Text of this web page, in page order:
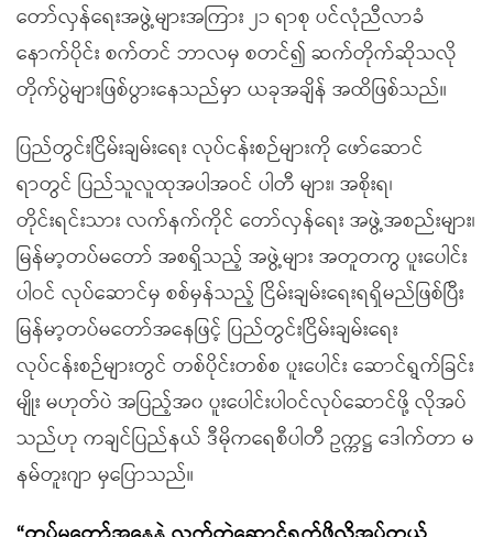
တော်လှန်ရေးအဖွဲ့များအကြား ၂၁ ရာစု ပင်လုံညီလာခံ
နောက်ပိုင်း စက်တင် ဘာလမှ စတင်၍ ဆက်တိုက်ဆိုသလို
တိုက်ပွဲများဖြစ်ပွားနေသည်မှာ ယခုအချိန် အထိဖြစ်သည်။
ပြည်တွင်းငြိမ်းချမ်းရေး လုပ်ငန်းစဉ်များကို ဖော်ဆောင်
ရာတွင် ပြည်သူလူထုအပါအဝင် ပါတီ များ၊ အစိုးရ၊
တိုင်းရင်းသား လက်နက်ကိုင် တော်လှန်ရေး အဖွဲ့အစည်းများ၊
မြန်မာ့တပ်မတော် အစရှိသည့် အဖွဲ့များ အတူတကွ ပူးပေါင်း
ပါဝင် လုပ်ဆောင်မှ စစ်မှန်သည့် ငြိမ်းချမ်းရေးရရှိမည်ဖြစ်ပြီး
မြန်မာ့တပ်မတော်အနေဖြင့် ပြည်တွင်းငြိမ်းချမ်းရေး
လုပ်ငန်းစဉ်များတွင် တစ်ပိုင်းတစ်စ ပူးပေါင်း ဆောင်ရွက်ခြင်း
မျိုး မဟုတ်ပဲ အပြည့်အ၀ ပူးပေါင်းပါဝင်လုပ်ဆောင်ဖို့ လိုအပ်
သည်ဟု ကချင်ပြည်နယ် ဒီမိုကရေစီပါတီ ဥက္ကဋ္ဌ ဒေါက်တာ မ
နမ်တူးဂျာ မှပြောသည်။